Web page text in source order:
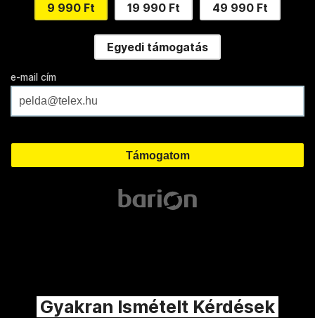
9 990 Ft 19 990 Ft 49 990 Ft
Egyedi támogatás
e-mail cím
Gyakran Ismételt Kérdések